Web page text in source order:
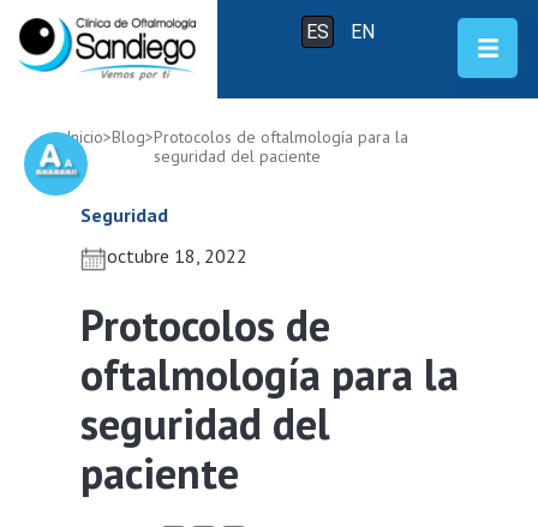
ES EN
Inicio>Blog>Protocolos de oftalmología para la
seguridad del paciente
Seguridad
octubre 18, 2022
Protocolos de
oftalmología para la
seguridad del
paciente